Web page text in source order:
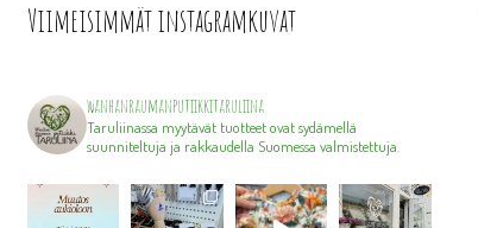
Viimeisimmät instagramkuvat
wanhanraumanputiikkitaruliina
Taruliinassa myytävät tuotteet ovat sydämellä
suunniteltuja ja rakkaudella Suomessa valmistettuja.